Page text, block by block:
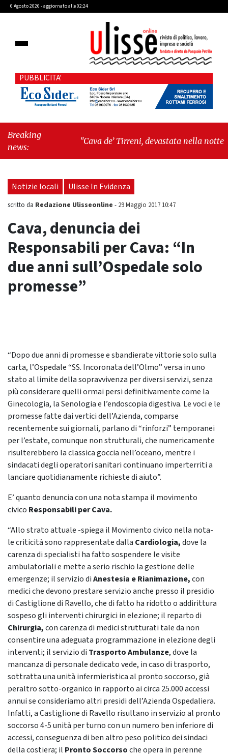
6 Agosto 2026 - aggiornato alle 02:24
PUBBLICITA'
Breaking
news:
"Cava de’ Tirreni, devastata nella notte la
fragilità sociali e pressioni economiche"
Notizie locali Ulisse In Evidenza
scritto da Redazione Ulisseonline - 29 Maggio 2017 10:47
Cava, denuncia dei
Responsabili per Cava: “In
due anni sull’Ospedale solo
promesse”
“Dopo due anni di promesse e sbandierate vittorie solo sulla
carta, l’Ospedale “SS. Incoronata dell’Olmo” versa in uno
stato al limite della sopravvivenza per diversi servizi, senza
più considerare quelli ormai persi definitivamente come la
Ginecologia, la Senologia e l’endoscopia digestiva. Le voci e le
promesse fatte dai vertici dell’Azienda, comparse
recentemente sui giornali, parlano di “rinforzi” temporanei
per l’estate, comunque non strutturali, che numericamente
risulterebbero la classica goccia nell’oceano, mentre i
sindacati degli operatori sanitari continuano imperterriti a
lanciare quotidianamente richieste di aiuto”.
E’ quanto denuncia con una nota stampa il movimento
civico Responsabili per Cava.
“Allo strato attuale -spiega il Movimento civico nella nota-
le criticità sono rappresentate dalla Cardiologia,dove la
carenza di specialisti ha fatto sospendere le visite
ambulatoriali e mette a serio rischio la gestione delle
emergenze; il servizio diAnestesia e Rianimazione,con
medici che devono prestare servizio anche presso il presidio
di Castiglione di Ravello, che di fatto ha ridotto o addirittura
sospeso gli interventi chirurgici in elezione; il reparto di
Chirurgia,con carenza di medici strutturati tale da non
consentire una adeguata programmazione in elezione degli
interventi; il servizio di Trasporto Ambulanze, dove la
mancanza di personale dedicato vede, in caso di trasporto,
sottratta una unità infermieristica al pronto soccorso, già
peraltro sotto-organico in rapporto ai circa 25.000 accessi
annui se consideriamo altri presidi dell’Azienda Ospedaliera.
Infatti, a Castiglione di Ravello risultano in servizio al pronto
soccorso 4-5 unità per turno con un numero ben inferiore di
accessi, conseguenza di ben altro peso politico dei sindaci
della costiera; il Pronto Soccorsoche opera in perenne